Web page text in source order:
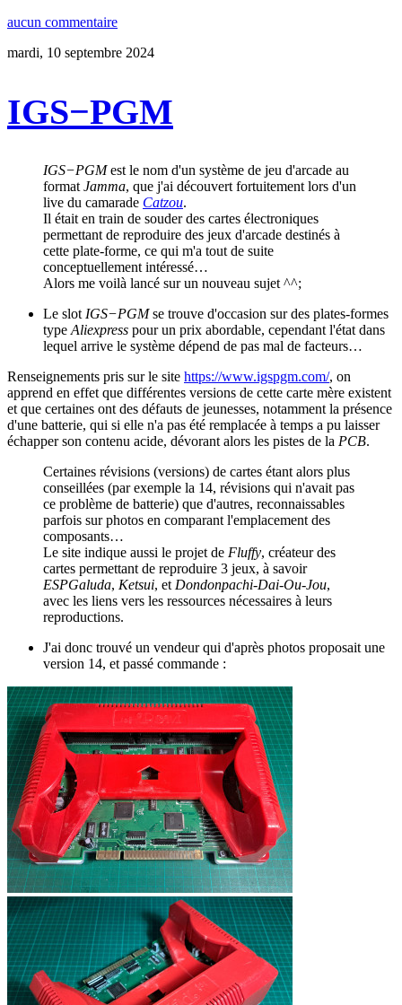
aucun commentaire
mardi, 10 septembre 2024
IGS−PGM
IGS−PGMest le nom d'un système de jeu d'arcade au
format Jamma, que j'ai découvert fortuitement lors d'un
live du camarade Catzou.
Il était en train de souder des cartes électroniques
permettant de reproduire des jeux d'arcade destinés à
cette plate-forme, ce qui m'a tout de suite
conceptuellement intéressé…
Alors me voilà lancé sur un nouveau sujet ^^;
Le slot IGS−PGMse trouve d'occasion sur des plates-formes
type Aliexpress pour un prix abordable, cependant l'état dans
lequel arrive le système dépend de pas mal de facteurs…
Renseignements pris sur le site https://www.igspgm.com/, on
apprend en effet que différentes versions de cette carte mère existent
et que certaines ont des défauts de jeunesses, notamment la présence
d'une batterie, qui si elle n'a pas été remplacée à temps a pu laisser
échapper son contenu acide, dévorant alors les pistes de la PCB.
Certaines révisions (versions) de cartes étant alors plus
conseillées (par exemple la 14, révisions qui n'avait pas
ce problème de batterie) que d'autres, reconnaissables
parfois sur photos en comparant l'emplacement des
composants…
Le site indique aussi le projet de Fluffy, créateur des
cartes permettant de reproduire 3 jeux, à savoir
ESPGaluda, Ketsui, et Dondonpachi-Dai-Ou-Jou,
avec les liens vers les ressources nécessaires à leurs
reproductions.
J'ai donc trouvé un vendeur qui d'après photos proposait une
version 14, et passé commande :